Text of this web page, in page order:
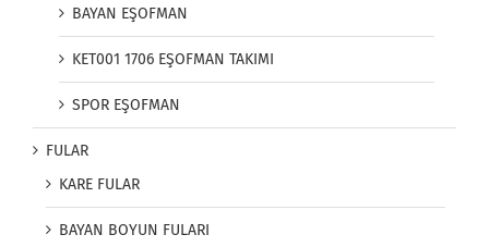
BAYAN EŞOFMAN
KET001 1706 EŞOFMAN TAKIMI
SPOR EŞOFMAN
FULAR
KARE FULAR
BAYAN BOYUN FULARI